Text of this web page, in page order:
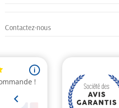
Contactez-nous